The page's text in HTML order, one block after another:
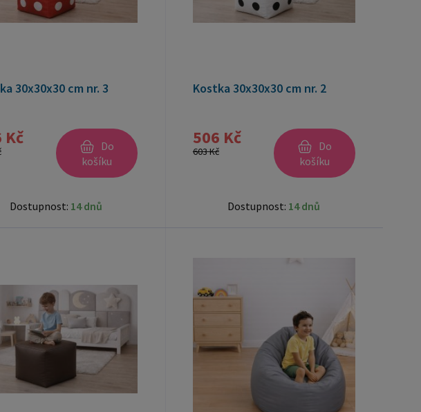
30x30x30 cm nr. 3
Kč
Do
košíku
Dostupnost: 14 dnů
Kostka 30x30x30 cm nr. 2
506 Kč
603 Kč
Do
košíku
Dostupnost: 14 dnů